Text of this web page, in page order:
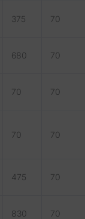
375 70
680 70
70 70
70 70
475 70
830 70